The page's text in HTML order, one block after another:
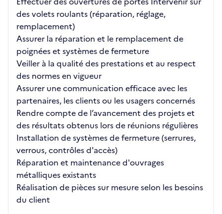
des volets roulants (réparation, réglage,
remplacement)
Assurer la réparation et le remplacement de
poignées et systèmes de fermeture
Veiller à la qualité des prestations et au respect
des normes en vigueur
Assurer une communication efficace avec les
partenaires, les clients ou les usagers concernés
Rendre compte de l’avancement des projets et
des résultats obtenus lors de réunions régulières
Installation de systèmes de fermeture (serrures,
verrous, contrôles d'accès)
Réparation et maintenance d'ouvrages
métalliques existants
Réalisation de pièces sur mesure selon les besoins
du client